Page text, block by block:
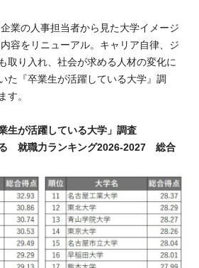
業の人事担当者から見た大学イメージ
容をリニューアル。キャリア自律、ジ
取り入れ、社会が求める人材の変化に
た『卒業生が活躍している大学』調
す。
生が活躍している大学」調査
就職力ランキング2026-2027 総合